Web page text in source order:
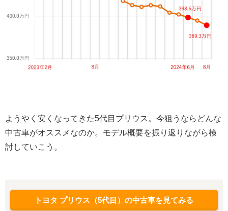
ようやく安くなってきた5代目プリウス。今狙うならどんな
中古車がオススメなのか。モデル概要を振り返りながら検
討していこう。
トヨタ プリウス（5代目）の中古車を見てみる